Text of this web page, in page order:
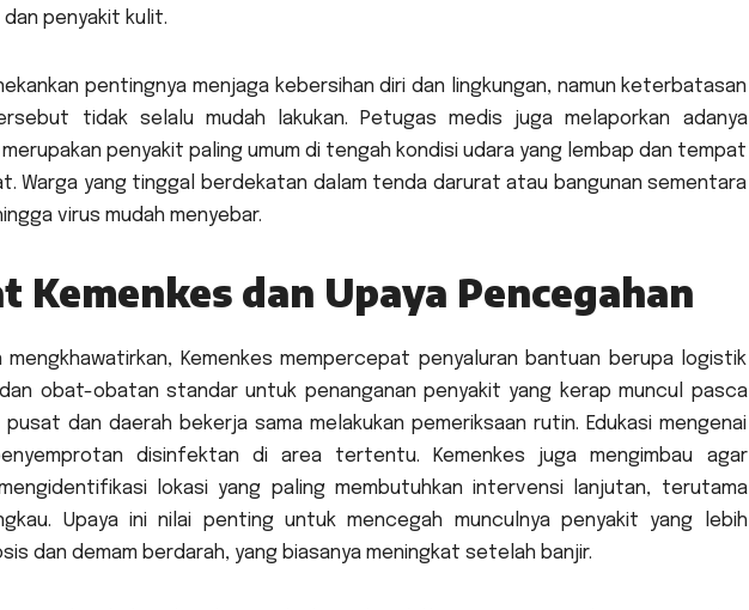
penyakit kulit.
pentingnya menjaga kebersihan diri dan lingkungan, namun keterbatasan
tidak selalu mudah lakukan. Petugas medis juga melaporkan adanya
merupakan penyakit paling umum di tengah kondisi udara yang lembap dan tempat
Warga yang tinggal berdekatan dalam tenda darurat atau bangunan sementara
virus mudah menyebar.
Kemenkes dan Upaya Pencegahan
mengkhawatirkan, Kemenkes mempercepat penyaluran bantuan berupa logistik
obat-obatan standar untuk penanganan penyakit yang kerap muncul pasca
dan daerah bekerja sama melakukan pemeriksaan rutin. Edukasi mengenai
disinfektan di area tertentu. Kemenkes juga mengimbau agar
lokasi yang paling membutuhkan intervensi lanjutan, terutama
Upaya ini nilai penting untuk mencegah munculnya penyakit yang lebih
dan demam berdarah, yang biasanya meningkat setelah banjir.